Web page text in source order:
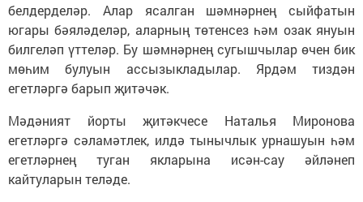
белдерделәр. Алар ясалган шәмнәрнең сыйфатын
югары бәяләделәр, аларның төтенсез һәм озак януын
билгеләп үттеләр. Бу шәмнәрнең сугышчылар өчен бик
мөһим булуын ассызыкладылар. Ярдәм тиздән
егетләргә барып җитәчәк.
Мәдәният йорты җитәкчесе Наталья Миронова
егетләргә сәламәтлек, илдә тынычлык урнашуын һәм
егетләрнең туган якларына исән-сау әйләнеп
кайтуларын теләде.